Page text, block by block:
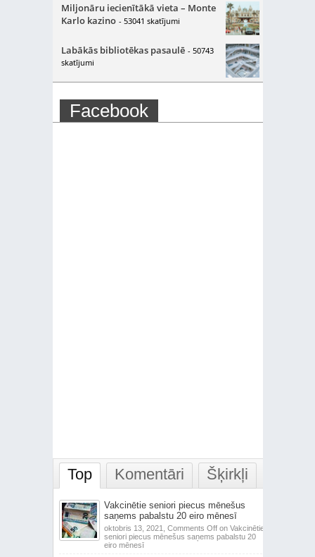
Miljonāru iecienītākā vieta – Monte
Karlo kazino - 53041 skatījumi
Labākās bibliotēkas pasaulē - 50743
skatījumi
Facebook
Top Komentāri Šķirkļi
Vakcinētie seniori piecus mēnešus
saņems pabalstu 20 eiro mēnesī
oktobris 13, 2021, Comments Offon Vakcinētie
seniori piecus mēnešus saņems pabalstu 20
eiro mēnesī